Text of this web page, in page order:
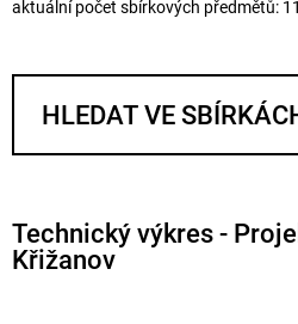
aktuální počet sbírkových předmětů:
Technický výkres -
Křižanov